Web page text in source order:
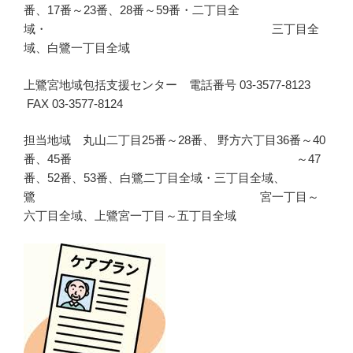
番、17番～23番、28番～59番・二丁目全
域・ 三丁目全
域、白鷺一丁目全域
上鷺宮地域包括支援センター 電話番号 03-3577-8123
FAX 03-3577-8124
担当地域 丸山二丁目25番～28番、 野方六丁目36番～40
番、45番 ～47
番、52番、53番、白鷺二丁目全域・三丁目全域、
鷺 宮一丁目～
六丁目全域、上鷺宮一丁目～五丁目全域